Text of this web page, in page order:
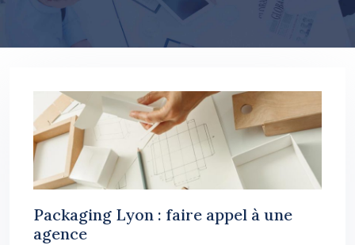
Packaging Lyon : faire appel à une
agence